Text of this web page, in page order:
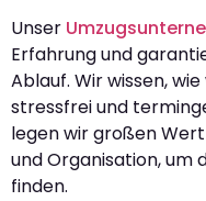
Unser
Erfahrung und
Ablauf. Wir wissen,
stressfrei und
legen wir großen
und Organisation, um
finden.